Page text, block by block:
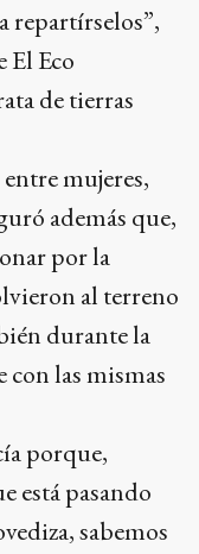
repartírselos”,
El Eco
de tierras
mujeres,
además que,
por la
al terreno
durante la
con las mismas
porque,
está pasando
sabemos